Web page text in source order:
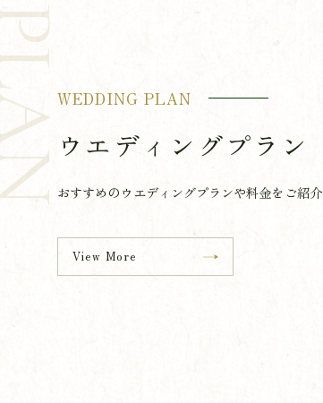
WEDDING PLAN
ウエディングプラン
おすすめのウエディングプランや料金をご紹介
View More